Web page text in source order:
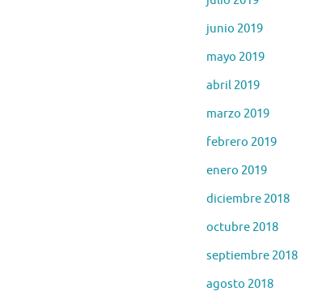
junio 2019
mayo 2019
abril 2019
marzo 2019
febrero 2019
enero 2019
diciembre 2018
octubre 2018
septiembre 2018
agosto 2018